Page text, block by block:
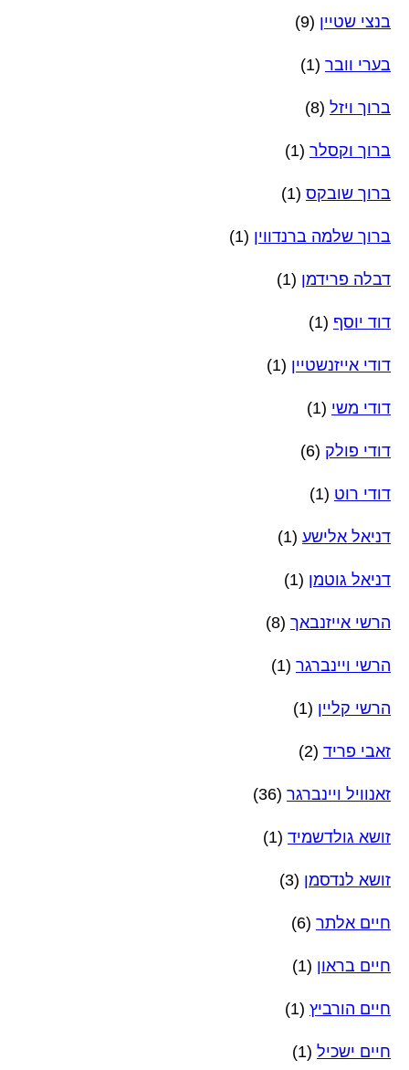
בנצי שטיין (9)
בערי וובר (1)
ברוך ויזל (8)
ברוך וקסלר (1)
ברוך שובקס (1)
ברוך שלמה ברנדווין (1)
דבלה פרידמן (1)
דוד יוסף (1)
דודי אייזנשטיין (1)
דודי משי (1)
דודי פולק (6)
דודי רוט (1)
דניאל אלישע (1)
דניאל גוטמן (1)
הרשי אייזנבאך (8)
הרשי ויינברגר (1)
הרשי קליין (1)
זאבי פריד (2)
זאנוויל ויינברגר (36)
זושא גולדשמיד (1)
זושא לנדסמן (3)
חיים אלתר (6)
חיים בראון (1)
חיים הורביץ (1)
חיים ישכיל (1)